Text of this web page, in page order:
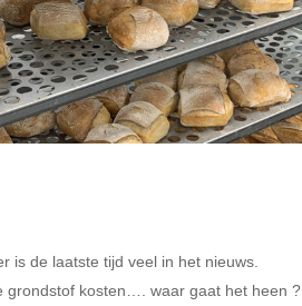
is de laatste tijd veel in het nieuws.
grondstof kosten…. waar gaat het heen ?